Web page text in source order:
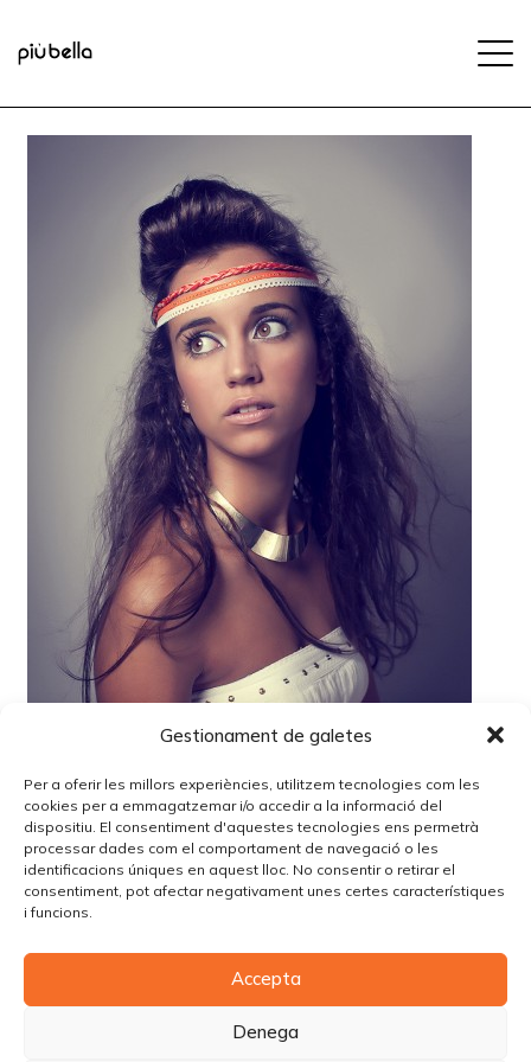
Gestionament de galetes
Per a oferir les millors experiències, utilitzem tecnologies com les
cookies per a emmagatzemar i/o accedir a la informació del
dispositiu. El consentiment d'aquestes tecnologies ens permetrà
processar dades com el comportament de navegació o les
identificacions úniques en aquest lloc. No consentir o retirar el
consentiment, pot afectar negativament unes certes característiques
i funcions.
Accepta
Denega
Lo siento, debes estarconectadopara publicar un
comentario.
© Copyright Piùbella Models Agency
Designed ByCreative Corner Agency
Política de cookies